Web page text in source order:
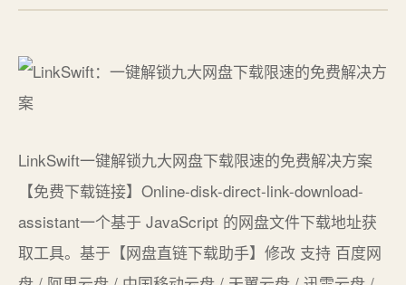
LinkSwift一键解锁九大网盘下载限速的免费解决方案
【免费下载链接】Online-disk-direct-link-download-
assistant一个基于 JavaScript 的网盘文件下载地址获
取工具。基于【网盘直链下载助手】修改 支持 百度网